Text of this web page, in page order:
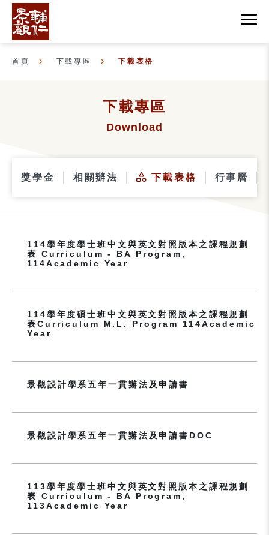
首頁 下載專區 下載表格
下載專區
Download
獎學金 相關辦法 下載表格 行事曆
114學年度學士班中文與英文對照版本之課程規劃
表 Curriculum - BA Program,
114Academic Year
114學年度碩士班中文與英文對照版本之課程規劃
表Curriculum M.L. Program 114Academic
Year
景觀設計學系五年一貫辦法及申請書
景觀設計學系五年一貫辦法及申請書DOC
113學年度學士班中文與英文對照版本之課程規劃
表 Curriculum - BA Program,
113Academic Year